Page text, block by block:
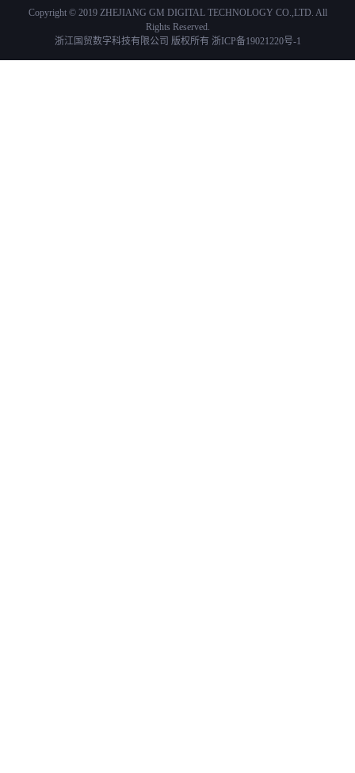
Copyright © 2019 ZHEJIANG GM DIGITAL TECHNOLOGY CO.,LTD. All
Rights Reserved.
浙江国贸数字科技有限公司 版权所有 浙ICP备19021220号-1